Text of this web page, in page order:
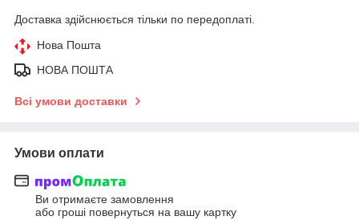
Доставка здійснюється тільки по передоплаті.
Нова Пошта
НОВА ПОШТА
Всі умови доставки
Умови оплати
Ви отримаєте замовлення
або гроші повернуться на вашу картку